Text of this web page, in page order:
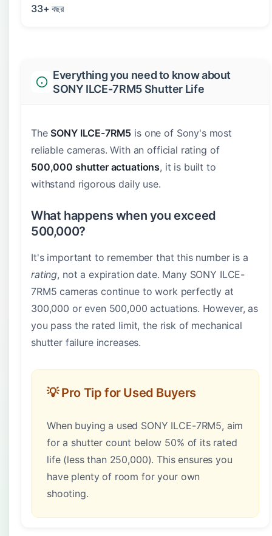
33+ বছর
Everything you need to know about
SONY ILCE-7RM5 Shutter Life
The SONY ILCE-7RM5 is one of Sony's most
reliable cameras. With an official rating of
500,000 shutter actuations, it is built to
withstand rigorous daily use.
What happens when you exceed
500,000?
It's important to remember that this number is a
rating, not a expiration date. Many SONY ILCE-
7RM5 cameras continue to work perfectly at
300,000 or even 500,000 actuations. However, as
you pass the rated limit, the risk of mechanical
shutter failure increases.
💡 Pro Tip for Used Buyers
When buying a used SONY ILCE-7RM5, aim
for a shutter count below 50% of its rated
life (less than 250,000). This ensures you
have plenty of room for your own
shooting.